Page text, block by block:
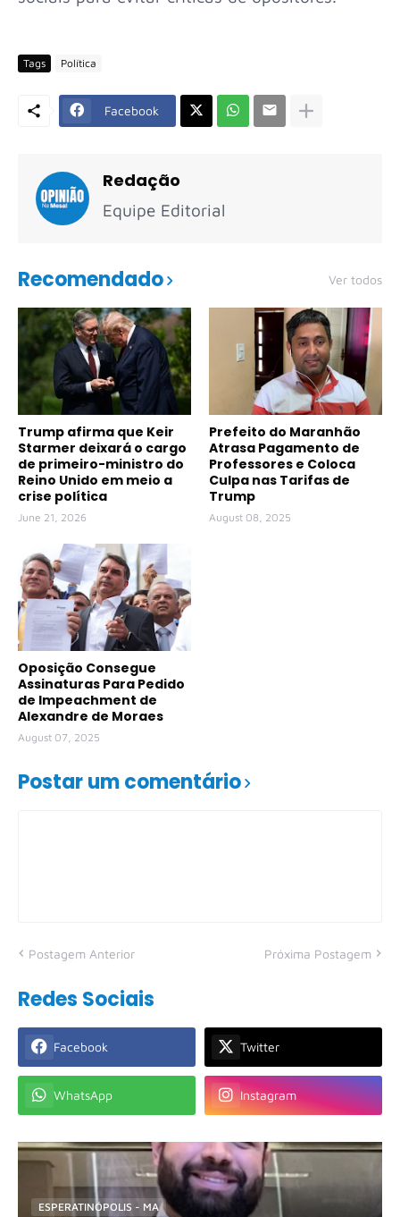
Tags Política
Facebook
Redação
Equipe Editorial
Recomendado Ver todos
Trump afirma que Keir
Starmer deixará o cargo
de primeiro-ministro do
Reino Unido em meio a
crise política
June 21, 2026
Prefeito do Maranhão
Atrasa Pagamento de
Professores e Coloca
Culpa nas Tarifas de
Trump
August 08, 2025
Oposição Consegue
Assinaturas Para Pedido
de Impeachment de
Alexandre de Moraes
August 07, 2025
Postar um comentário
Postagem Anterior Próxima Postagem
Redes Sociais
Facebook Twitter
WhatsApp Instagram
ESPERATINÓPOLIS - MA